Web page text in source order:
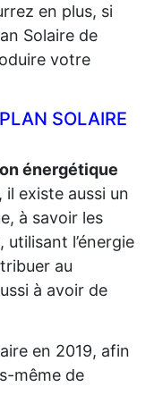
en plus, si
Solaire de
votre
SOLAIRE
énergétique
existe aussi un
à savoir les
utilisant l’énergie
au
à avoir de
en 2019, afin
même de